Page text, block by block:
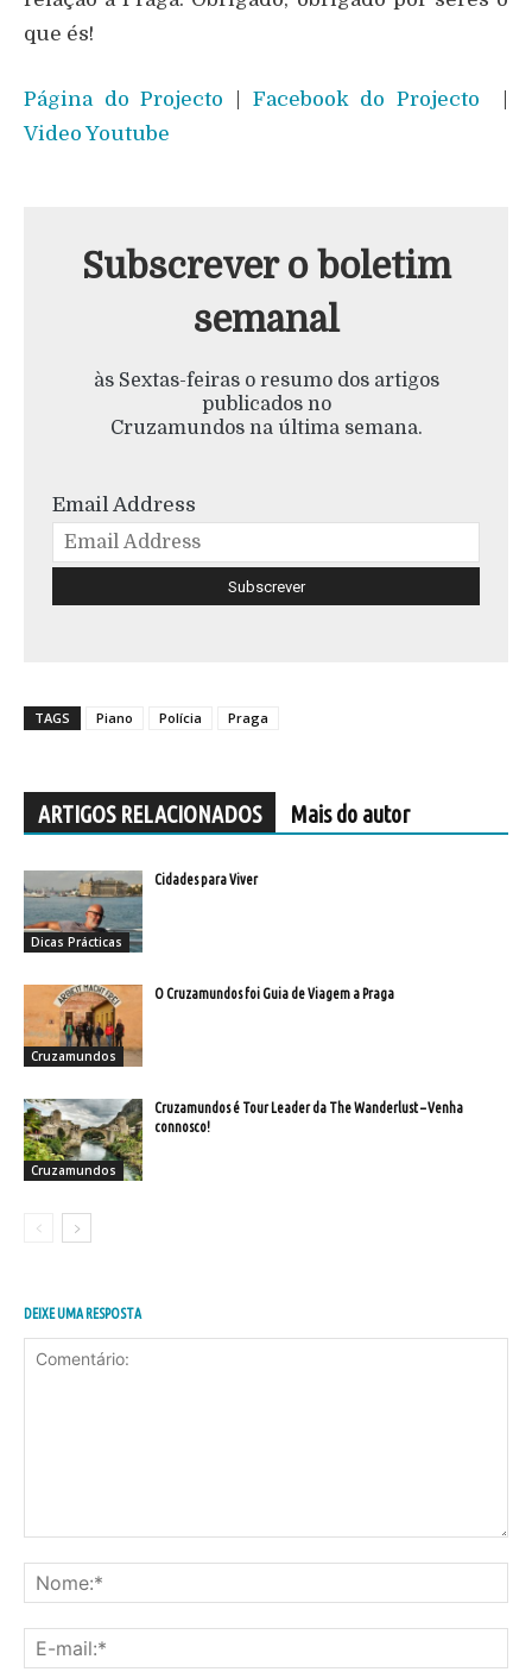
que és!
Página do Projecto Facebook do Projecto
Video Youtube
Subscrever o boletim
semanal
às Sextas-feiras o resumo dos artigos
publicados no
Cruzamundos na última semana.
Email Address
TAGS Piano Polícia Praga
ARTIGOS RELACIONADOS Mais do autor
Dicas Prácticas
Cidades para Viver
Cruzamundos
O Cruzamundos foi Guia de Viagem a Praga
Cruzamundos
Cruzamundos é Tour Leader da The Wanderlust – Venha
connosco!
DEIXE UMA RESPOSTA